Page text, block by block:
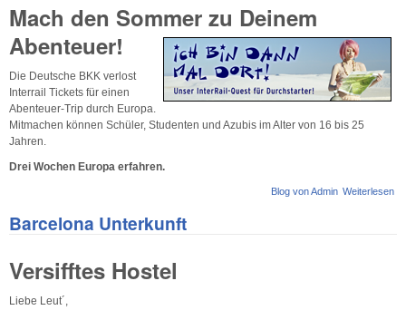
Mach den Sommer zu Deinem
Abenteuer!
Die Deutsche BKK verlost
Interrail Tickets für einen
Abenteuer-Trip durch Europa.
Mitmachen können Schüler, Studenten und Azubis im Alter von 16 bis 25
Jahren.
Drei Wochen Europa erfahren.
Weiterlesen
Blog von Admin
Barcelona Unterkunft
Versifftes Hostel
Liebe Leut´,